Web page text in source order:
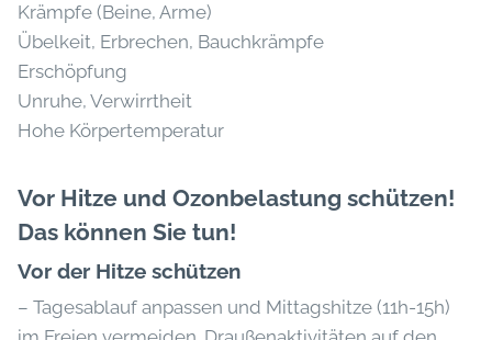
Krämpfe (Beine, Arme)
Übelkeit, Erbrechen, Bauchkrämpfe
Erschöpfung
Unruhe, Verwirrtheit
Hohe Körpertemperatur
Vor Hitze und Ozonbelastung schützen!
Das können Sie tun!
Vor der Hitze schützen
– Tagesablauf anpassen und Mittagshitze (11h-15h)